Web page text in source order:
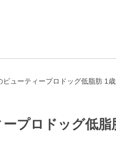
ビューティープロドッグ低脂肪 1
プロドッグ低